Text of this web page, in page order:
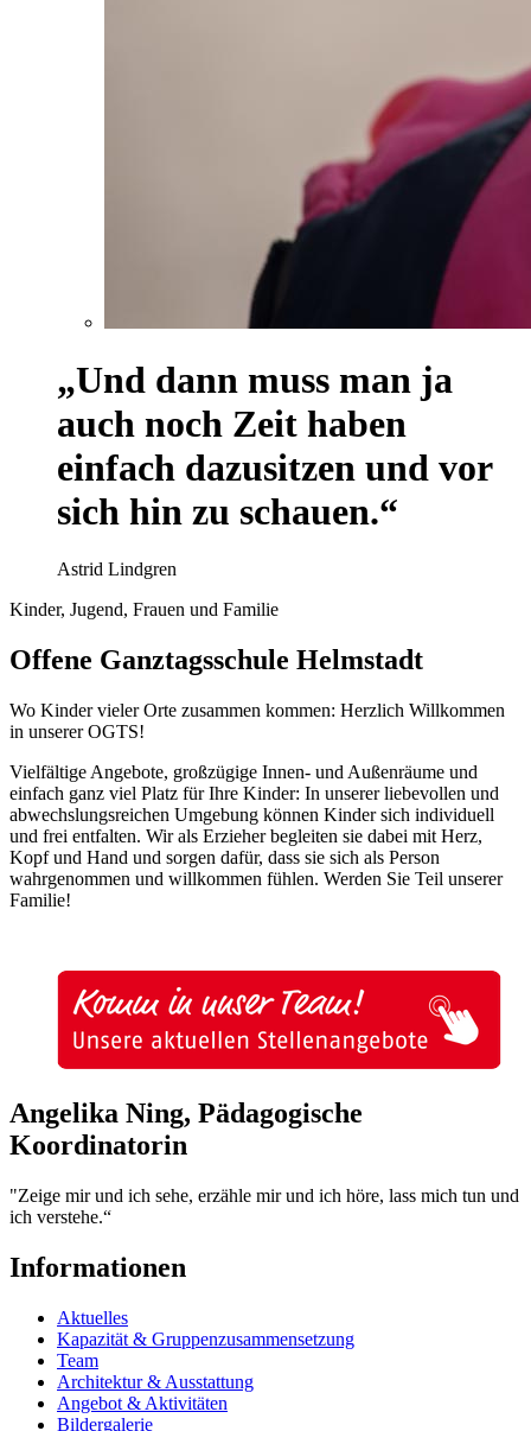
„Und dann muss man ja
auch noch Zeit haben
einfach dazusitzen und vor
sich hin zu schauen.“
Astrid Lindgren
Kinder, Jugend, Frauen und Familie
Offene Ganztagsschule Helmstadt
Wo Kinder vieler Orte zusammen kommen: Herzlich Willkommen
in unserer OGTS!
Vielfältige Angebote, großzügige Innen- und Außenräume und
einfach ganz viel Platz für Ihre Kinder: In unserer liebevollen und
abwechslungsreichen Umgebung können Kinder sich individuell
und frei entfalten. Wir als Erzieher begleiten sie dabei mit Herz,
Kopf und Hand und sorgen dafür, dass sie sich als Person
wahrgenommen und willkommen fühlen. Werden Sie Teil unserer
Familie!
Angelika Ning, Pädagogische
Koordinatorin
"Zeige mir und ich sehe, erzähle mir und ich höre, lass mich tun und
ich verstehe.“
Informationen
Aktuelles
Kapazität & Gruppenzusammensetzung
Team
Architektur & Ausstattung
Angebot & Aktivitäten
Bildergalerie